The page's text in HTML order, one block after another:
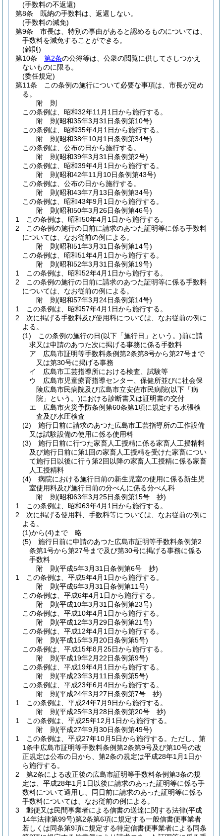
(手数料の不返還)
第8条
既納の手数料は、返還しない。
(手数料の減免)
第9条
市長は、特別の事由があると認めるものについては、
手数料を減免することができる。
(雑則)
第10条
第2条の公簿等は、公衆の閲覧に供してさしつかえ
ないものに限る。
(委任規定)
第11条
この条例の施行について必要な事項は、市長が定め
る。
附 則
この条例は、昭和32年11月1日から施行する。
附 則(昭和35年3月31日条例第10号)
この条例は、昭和35年4月1日から施行する。
附 則(昭和38年10月1日条例第34号)
この条例は、公布の日から施行する。
附 則(昭和39年3月31日条例第2号)
この条例は、昭和39年4月1日から施行する。
附 則(昭和42年11月10日条例第43号)
この条例は、公布の日から施行する。
附 則(昭和43年7月13日条例第34号)
この条例は、昭和43年9月1日から施行する。
附 則(昭和50年3月26日条例第46号)
1
この条例は、昭和50年4月1日から施行する。
2
この条例の施行の日前に請求のあつた証明等に係る手数料
については、なお従前の例による。
附 則(昭和51年3月31日条例第14号)
この条例は、昭和51年4月1日から施行する。
附 則(昭和52年3月31日条例第19号)
1
この条例は、昭和52年4月1日から施行する。
2
この条例の施行の日前に請求のあつた証明等に係る手数料
については、なお従前の例による。
附 則(昭和57年3月24日条例第14号)
1
この条例は、昭和57年4月1日から施行する。
2
次に掲げる手数料及び使用料については、なお従前の例に
よる。
(1)
この条例の施行の日(以下「施行日」という。)前に請
求又は申請のあつた次に掲げる事務に係る手数料
ア
広島市証明等手数料条例第2条第8号から第27号まで
又は第30号に掲げる事務
イ
広島市工芸指導所における検査、試験等
ウ
広島市児童療育指導センター、保健所並びに社会保
険広島市民病院及び広島市立安佐市民病院(以下「病
院」という。)における診断書又は証明書の交付
エ
広島市火災予防条例第60条第1項に規定する水張検
査及び水圧検査
(2)
施行日前に請求のあつた広島市工芸指導所の工作設備
又は試験設備の使用に係る使用料
(3)
施行日前に行つた家畜人工授精に係る家畜人工授精料
及び施行日前に第1回の家畜人工授精を受けた家畜につい
て施行日以後に行う第2回以降の家畜人工授精に係る家畜
人工授精料
(4)
病院における施行日前の新生児室の使用に係る新生児
室使用料及び施行日前の分べんに係る分べん科
附 則(昭和63年3月25日条例第15号 抄)
1
この条例は、昭和63年4月1日から施行する。
2
次に掲げる使用料、手数料等については、なお従前の例に
よる。
(1)から(4)まで
略
(5)
施行日前に申請のあつた広島市証明等手数料条例第2
条第1号から第27号まで及び第30号に掲げる事務に係る
手数料
附 則(平成5年3月31日条例第6号 抄)
1
この条例は、平成5年4月1日から施行する。
附 則(平成6年3月31日条例第11号)
この条例は、平成6年4月1日から施行する。
附 則(平成10年3月31日条例第23号)
この条例は、平成10年4月1日から施行する。
附 則(平成12年3月29日条例第21号)
この条例は、平成12年4月1日から施行する。
附 則(平成15年3月20日条例第5号)
この条例は、平成15年8月25日から施行する。
附 則(平成19年2月22日条例第9号)
この条例は、平成19年4月1日から施行する。
附 則(平成23年3月11日条例第5号)
この条例は、平成23年6月4日から施行する。
附 則(平成24年3月27日条例第7号 抄)
1
この条例は、平成24年7月9日から施行する。
附 則(平成25年3月28日条例第20号 抄)
1
この条例は、平成25年12月1日から施行する。
附 則(平成27年9月30日条例第49号)
1
この条例は、平成27年10月5日から施行する。 ただし、第
1条中広島市証明等手数料条例第2条第9号及び第10号の改
正規定は公布の日から、第2条の規定は平成28年1月1日か
ら施行する。
2
第2条による改正後の広島市証明等手数料条例第3条の規
定は、平成28年1月1日以後に請求のあった証明等に係る手
数料について適用し、同日前に請求のあった証明等に係る
手数料については、なお従前の例による。
3
郵便又は民間事業者による信書の送達に関する法律(平成
14年法律第99号)第2条第6項に規定する一般信書便事業者
若しくは同条第9項に規定する特定信書便事業者による同条